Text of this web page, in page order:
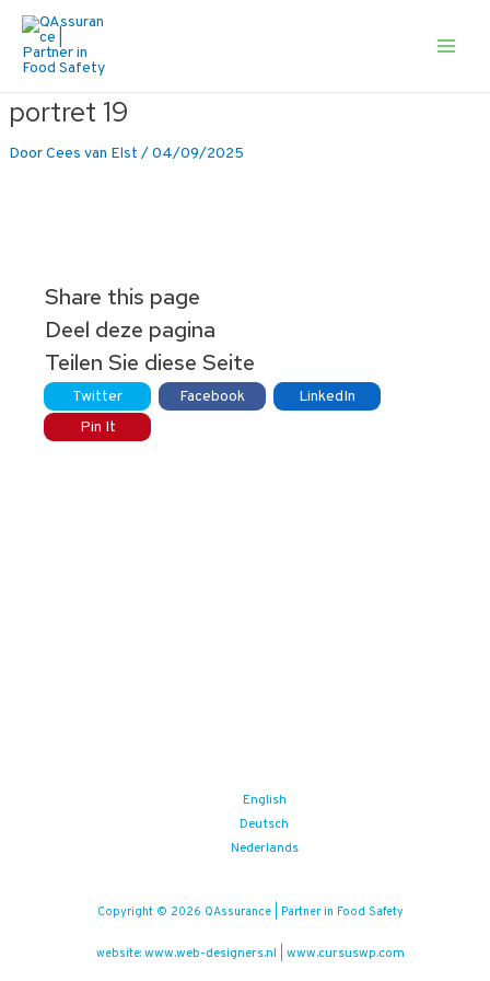
naar
portret 19
DoorCees van Elst /04/09/2025
Share this page
Deel deze pagina
Teilen Sie diese Seite
Twitter Facebook
LinkedIn
Pin It
English
Deutsch
Nederlands
Copyright © 2026 QAssurance | Partner in Food Safety
website: www.web-designers.nl www.cursuswp.com